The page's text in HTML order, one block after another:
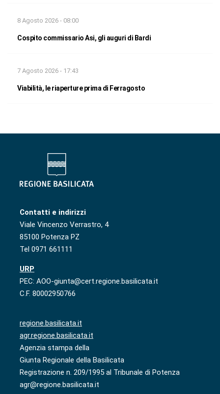
8 Agosto 2026 - 08:00
Cospito commissario Asi, gli auguri di Bardi
7 Agosto 2026 - 17:43
Viabilità, le riaperture prima di Ferragosto
Contatti e indirizzi
Viale Vincenzo Verrastro, 4
85100 Potenza PZ
Tel 0971 661111
URP
PEC: AOO-giunta@cert.regione.basilicata.it
C.F. 80002950766
regione.basilicata.it
agr.regione.basilicata.it
Agenzia stampa della
Giunta Regionale della Basilicata
Registrazione n. 209/1995 al Tribunale di Potenza
agr@regione.basilicata.it